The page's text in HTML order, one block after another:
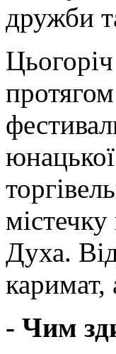
дружби
містечку
Духа.
- Чим